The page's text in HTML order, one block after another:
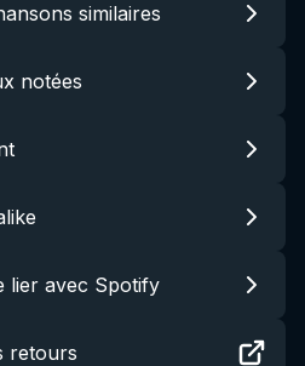
similaires
notées
lier avec Spotify
retours